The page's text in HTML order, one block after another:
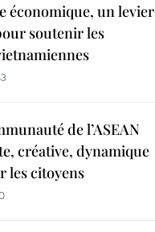
économique, un levier
soutenir les
de l’ASEAN
créative, dynamique
les citoyens